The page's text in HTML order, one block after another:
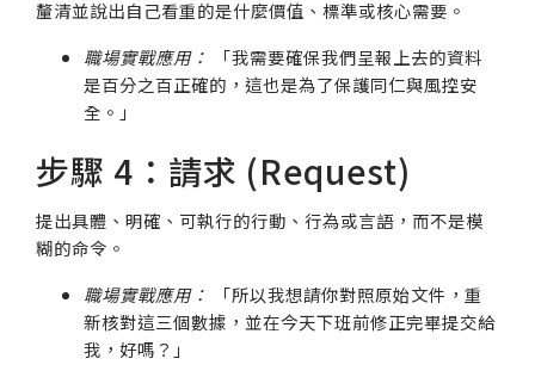
釐清並說出自己看重的是什麼價值、標準或核心需要。
職場實戰應用：
「我需要確保我們呈報上去的資料
是百分之百正確的，這也是為了保護同仁與風控安
全。」
步驟 4：請求 (Request)
提出具體、明確、可執行的行動、行為或言語，而不是模
糊的命令。
職場實戰應用：
「所以我想請你對照原始文件，重
新核對這三個數據，並在今天下班前修正完畢提交給
我，好嗎？」